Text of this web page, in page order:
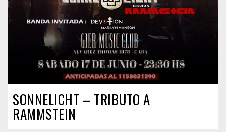
SONNELICHT – TRIBUTO A
RAMMSTEIN